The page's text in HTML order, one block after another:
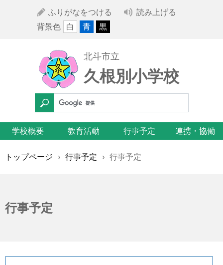
ふりがなをつける
読み上げる
背景色
白 青 黒
北斗市立
久根別小学校
学校概要 教育活動 行事予定 連携・協働
トップページ › 行事予定 › 行事予定
行事予定